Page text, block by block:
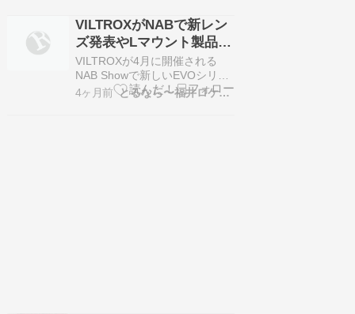
は。 今回の内容は旅のスタート
時になります。 ロサンゼルスを
出発し予定していたユタ州
Torreyへ行くまで距離があるの
で（600マイル程）途中でどこ
かにステイ…
VILTROXがNABで新レン
ズ発表やLマウント製品の
展示を予告
VILTROXが4月に開催される
NAB Showで新しいEVOシリー
ズAPOレンズの正式発表や未発
4ヶ月前 とるなら〜福井ロケハン道中記〜